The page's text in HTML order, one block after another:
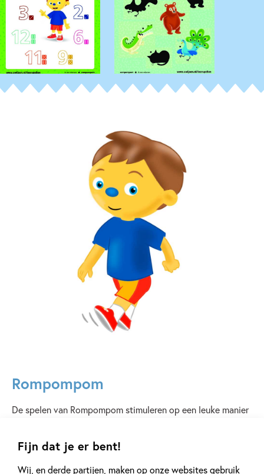
Fijn dat je er bent!
Wij, en derde partijen, maken op onze websites gebruik
Rompompom
De spelen van Rompompom stimuleren op een leuke manier
emotionele vaardigheden. Speciaal voor kinderen in groep 1
en 2.